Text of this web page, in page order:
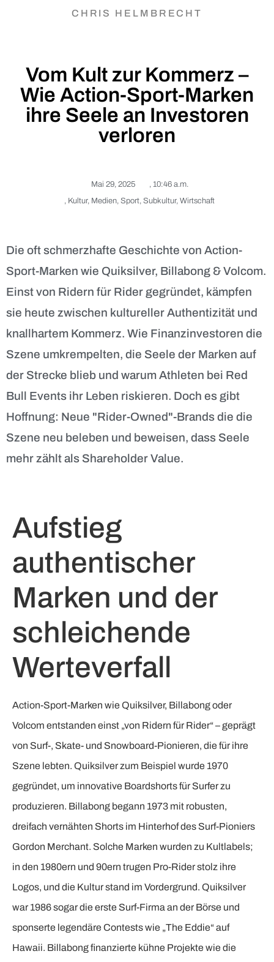
CHRIS HELMBRECHT
Vom Kult zur Kommerz –
Wie Action-Sport-Marken
ihre Seele an Investoren
verloren
Mai 29, 2025 , 10:46 a.m.
, Kultur, Medien, Sport, Subkultur, Wirtschaft
Die oft schmerzhafte Geschichte von Action-
Sport-Marken wie Quiksilver, Billabong & Volcom.
Einst von Ridern für Rider gegründet, kämpfen
sie heute zwischen kultureller Authentizität und
knallhartem Kommerz. Wie Finanzinvestoren die
Szene umkrempelten, die Seele der Marken auf
der Strecke blieb und warum Athleten bei Red
Bull Events ihr Leben riskieren. Doch es gibt
Hoffnung: Neue "Rider-Owned"-Brands die die
Szene neu beleben und beweisen, dass Seele
mehr zählt als Shareholder Value.
Aufstieg
authentischer
Marken und der
schleichende
Werteverfall
Action-Sport-Marken wie Quiksilver, Billabong oder
Volcom entstanden einst „von Ridern für Rider“ – geprägt
von Surf-, Skate- und Snowboard-Pionieren, die für ihre
Szene lebten. Quiksilver zum Beispiel wurde 1970
gegründet, um innovative Boardshorts für Surfer zu
produzieren. Billabong begann 1973 mit robusten,
dreifach vernähten Shorts im Hinterhof des Surf-Pioniers
Gordon Merchant. Solche Marken wurden zu Kultlabels;
in den 1980ern und 90ern trugen Pro-Rider stolz ihre
Logos, und die Kultur stand im Vordergrund. Quiksilver
war 1986 sogar die erste Surf-Firma an der Börse und
sponserte legendäre Contests wie „The Eddie“ auf
Hawaii. Billabong finanzierte kühne Projekte wie die